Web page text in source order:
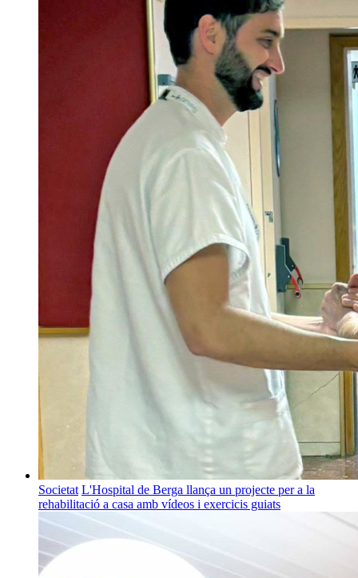
Societat L'Hospital de Berga llança un projecte per a la
rehabilitació a casa amb vídeos i exercicis guiats